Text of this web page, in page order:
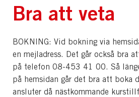
Bra att veta
BOKNING: Vid bokning via
en mejladress. Det går också bra
på telefon 08-453 41 00. Så
på hemsidan går det bra att boka
ansluter då nästkommande